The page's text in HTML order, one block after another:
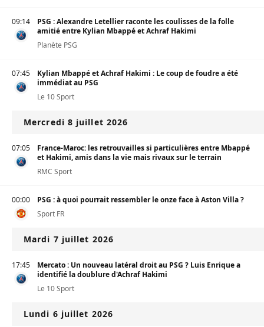
09:14
PSG : Alexandre Letellier raconte les coulisses de la folle
amitié entre Kylian Mbappé et Achraf Hakimi
Planète PSG
07:45
Kylian Mbappé et Achraf Hakimi : Le coup de foudre a été
immédiat au PSG
Le 10 Sport
Mercredi 8 juillet 2026
07:05
France-Maroc: les retrouvailles si particulières entre Mbappé
et Hakimi, amis dans la vie mais rivaux sur le terrain
RMC Sport
00:00
PSG : à quoi pourrait ressembler le onze face à Aston Villa ?
Sport FR
Mardi 7 juillet 2026
17:45
Mercato : Un nouveau latéral droit au PSG ? Luis Enrique a
identifié la doublure d'Achraf Hakimi
Le 10 Sport
Lundi 6 juillet 2026